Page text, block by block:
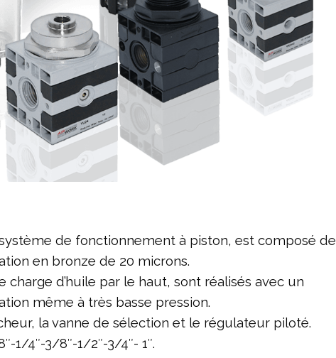
de fonctionnement à piston, est composé de
en bronze de 20 microns.
charge d’huile par le haut, sont réalisés avec un
même à très basse pression.
la vanne de sélection et le régulateur piloté.
1/4″-3/8″-1/2″-3/4″- 1″.